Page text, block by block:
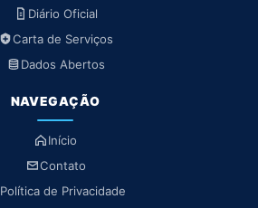
Diário Oficial
Carta de Serviços
Dados Abertos
NAVEGAÇÃO
Início
Contato
Política de Privacidade